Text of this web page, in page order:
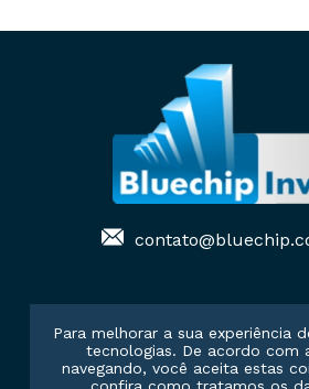
Para melhorar a sua experiência
tecnologias. De acordo com
navegando, você aceita estas